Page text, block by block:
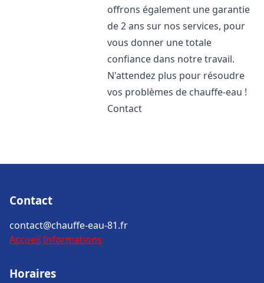
offrons également une garantie
de 2 ans sur nos services, pour
vous donner une totale
confiance dans notre travail.
N'attendez plus pour résoudre
vos problèmes de chauffe-eau !
Contact
Contact
contact@chauffe-eau-81.fr
Accueil Informations
Horaires